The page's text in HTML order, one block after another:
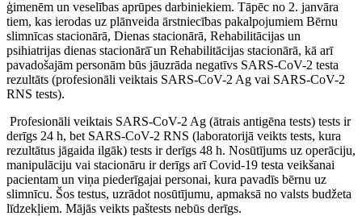
ģimenēm un veselības aprūpes darbiniekiem. Tāpēc no 2. janvāra
tiem, kas ierodas uz plānveida ārstniecības pakalpojumiem Bērnu
slimnīcas stacionārā, Dienas stacionārā, Rehabilitācijas un
psihiatrijas dienas stacionārā̄ un Rehabilitācijas stacionārā, kā arī
pavadošajām personām būs jāuzrāda negatīvs SARS-CoV-2 testa
rezultāts (profesionāli veiktais SARS-CoV-2 Ag vai SARS-CoV-2
RNS tests).
Profesionāli veiktais SARS-CoV-2 Ag (ātrais antigēna tests) tests ir
derīgs 24 h, bet SARS-CoV-2 RNS (laboratorijā veikts tests, kura
rezultātus jāgaida ilgāk) tests ir derīgs 48 h. Nosūtījums uz operāciju,
manipulāciju vai stacionāru ir derīgs arī Covid-19 testa veikšanai
pacientam un viņa piederīgajai personai, kura pavadīs bērnu uz
slimnīcu. Šos testus, uzrādot nosūtījumu, apmaksā no valsts budžeta
līdzekļiem. Mājās veikts paštests nebūs derīgs.